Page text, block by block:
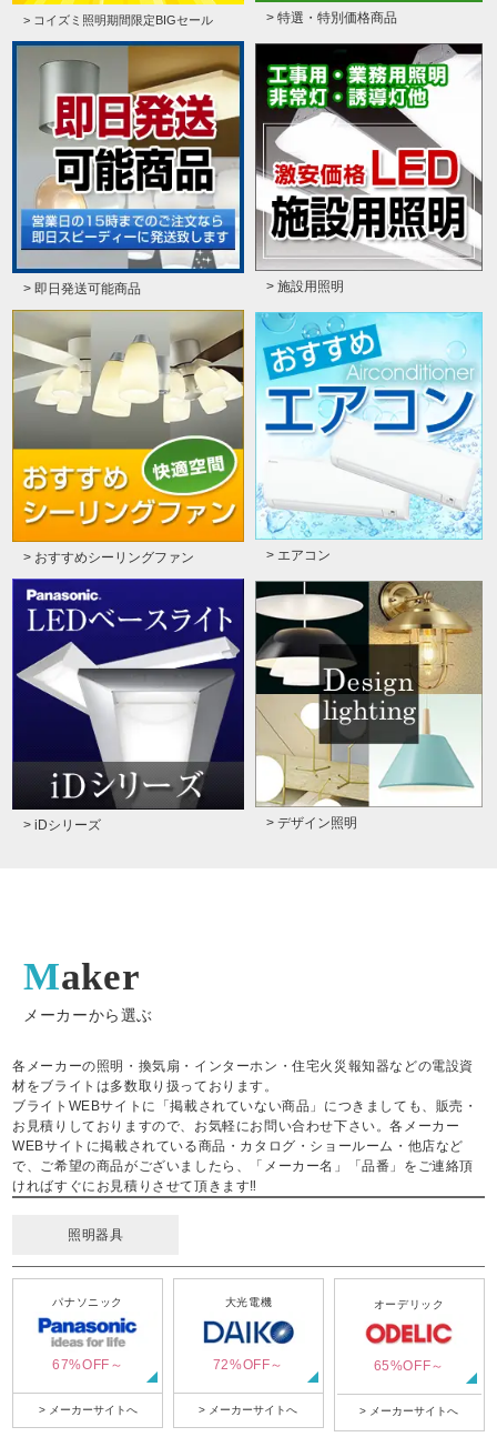
> コイズミ照明期間限定BIGセール > 特選・特別価格商品
> 即日発送可能商品 > 施設用照明
> おすすめシーリングファン > エアコン
> iDシリーズ > デザイン照明
Maker
メーカーから選ぶ
各メーカーの照明・換気扇・インターホン・住宅火災報知器などの電設資
材をブライトは多数取り扱っております。
ブライトWEBサイトに「掲載されていない商品」につきましても、販売・
お見積りしておりますので、お気軽にお問い合わせ下さい。各メーカー
WEBサイトに掲載されている商品・カタログ・ショールーム・他店など
で、ご希望の商品がございましたら、「メーカー名」「品番」をご連絡頂
ければすぐにお見積りさせて頂きます‼
照明器具
パナソニック
67%OFF～
> メーカーサイトへ
大光電機
72%OFF～
> メーカーサイトへ
オーデリック
65%OFF～
> メーカーサイトへ